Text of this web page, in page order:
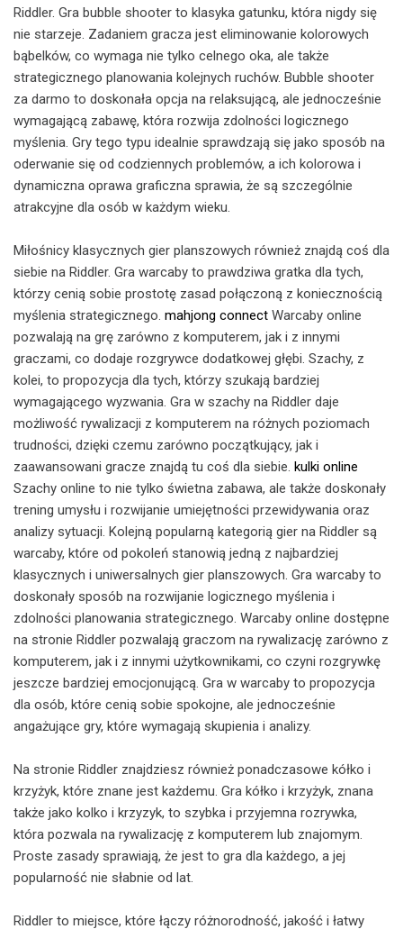
Riddler. Gra bubble shooter to klasyka gatunku, która nigdy się
nie starzeje. Zadaniem gracza jest eliminowanie kolorowych
bąbelków, co wymaga nie tylko celnego oka, ale także
strategicznego planowania kolejnych ruchów. Bubble shooter
za darmo to doskonała opcja na relaksującą, ale jednocześnie
wymagającą zabawę, która rozwija zdolności logicznego
myślenia. Gry tego typu idealnie sprawdzają się jako sposób na
oderwanie się od codziennych problemów, a ich kolorowa i
dynamiczna oprawa graficzna sprawia, że są szczególnie
atrakcyjne dla osób w każdym wieku.
Miłośnicy klasycznych gier planszowych również znajdą coś dla
siebie na Riddler. Gra warcaby to prawdziwa gratka dla tych,
którzy cenią sobie prostotę zasad połączoną z koniecznością
myślenia strategicznego. mahjong connect Warcaby online
pozwalają na grę zarówno z komputerem, jak i z innymi
graczami, co dodaje rozgrywce dodatkowej głębi. Szachy, z
kolei, to propozycja dla tych, którzy szukają bardziej
wymagającego wyzwania. Gra w szachy na Riddler daje
możliwość rywalizacji z komputerem na różnych poziomach
trudności, dzięki czemu zarówno początkujący, jak i
zaawansowani gracze znajdą tu coś dla siebie. kulki online
Szachy online to nie tylko świetna zabawa, ale także doskonały
trening umysłu i rozwijanie umiejętności przewidywania oraz
analizy sytuacji. Kolejną popularną kategorią gier na Riddler są
warcaby, które od pokoleń stanowią jedną z najbardziej
klasycznych i uniwersalnych gier planszowych. Gra warcaby to
doskonały sposób na rozwijanie logicznego myślenia i
zdolności planowania strategicznego. Warcaby online dostępne
na stronie Riddler pozwalają graczom na rywalizację zarówno z
komputerem, jak i z innymi użytkownikami, co czyni rozgrywkę
jeszcze bardziej emocjonującą. Gra w warcaby to propozycja
dla osób, które cenią sobie spokojne, ale jednocześnie
angażujące gry, które wymagają skupienia i analizy.
Na stronie Riddler znajdziesz również ponadczasowe kółko i
krzyżyk, które znane jest każdemu. Gra kółko i krzyżyk, znana
także jako kolko i krzyzyk, to szybka i przyjemna rozrywka,
która pozwala na rywalizację z komputerem lub znajomym.
Proste zasady sprawiają, że jest to gra dla każdego, a jej
popularność nie słabnie od lat.
Riddler to miejsce, które łączy różnorodność, jakość i łatwy